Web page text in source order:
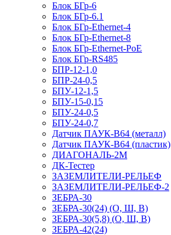
Блок БГр-6
Блок БГр-6.1
Блок БГр-Ethernet-4
Блок БГр-Ethernet-8
Блок БГр-Ethernet-PoE
Блок БГр-RS485
БПР-12-1,0
БПР-24-0,5
БПУ-12-1,5
БПУ-15-0,15
БПУ-24-0,5
БПУ-24-0,7
Датчик ПАУК-В64 (металл)
Датчик ПАУК-В64 (пластик)
ДИАГОНАЛЬ-2М
ДК-Тестер
ЗАЗЕМЛИТЕЛИ-РЕЛЬЕФ
ЗАЗЕМЛИТЕЛИ-РЕЛЬЕФ-2
ЗЕБРА-30
ЗЕБРА-30(24) (О, Ш, В)
ЗЕБРА-30(5,8) (О, Ш, В)
ЗЕБРА-42(24)